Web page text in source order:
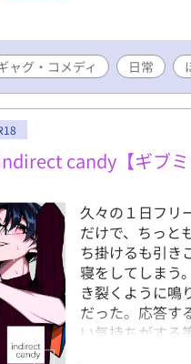
ャグ・コメディ 日常
indirect candy【ギブ
久々の１日フリ
だけで、ちっと
ち掛けるも引き
寝をしてしまう
き裂くように
だった。応答す
い気持ちがす
ピンオフ、フ